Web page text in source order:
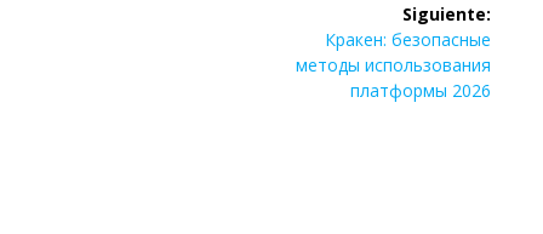
Siguiente:
Siguiente
entrada:
Кракен: безопасные
методы использования
платформы 2026